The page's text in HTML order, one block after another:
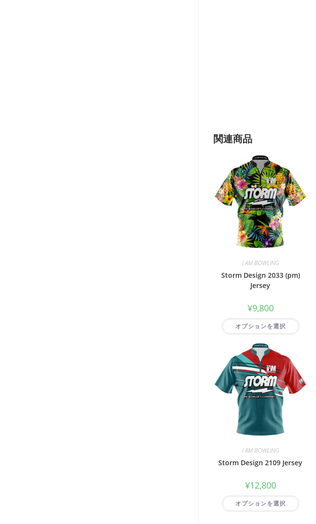
関連商品
I AM BOWLING
Storm Design 2033 (pm)
Jersey
¥9,800
オプションを選択
I AM BOWLING
Storm Design 2109 Jersey
¥12,800
オプションを選択